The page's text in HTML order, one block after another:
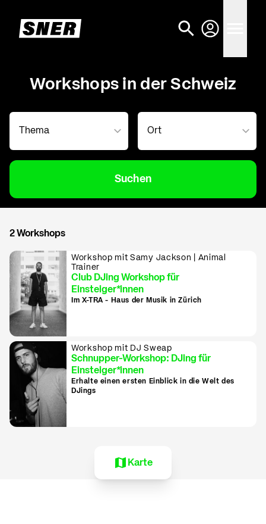
Workshops in der Schweiz
Suchen
2 Workshops
Workshop mit Samy Jackson | Animal
Trainer
Club DJing Workshop für
Einsteiger*innen
Im X-TRA - Haus der Musik in Zürich
Workshop mit DJ Sweap
Schnupper-Workshop: DJing für
Einsteiger*innen
Erhalte einen ersten Einblick in die Welt des
DJings
Karte